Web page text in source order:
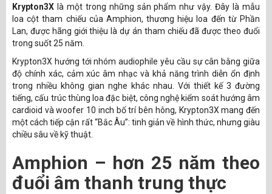
Krypton3X là một trong những sản phẩm như vậy. Đây là mẫu
loa cột tham chiếu của Amphion, thương hiệu loa đến từ Phần
Lan, được hãng giới thiệu là dự án tham chiếu đã được theo đuổi
trong suốt 25 năm.
Krypton3X hướng tới nhóm audiophile yêu cầu sự cân bằng giữa
độ chính xác, cảm xúc âm nhạc và khả năng trình diễn ổn định
trong nhiều không gian nghe khác nhau. Với thiết kế 3 đường
tiếng, cấu trúc thùng loa đặc biệt, công nghệ kiểm soát hướng âm
cardioid và woofer 10 inch bố trí bên hông, Krypton3X mang đến
một cách tiếp cận rất “Bắc Âu”: tinh giản về hình thức, nhưng giàu
chiều sâu về kỹ thuật.
Amphion – hơn 25 năm theo
đuổi âm thanh trung thực